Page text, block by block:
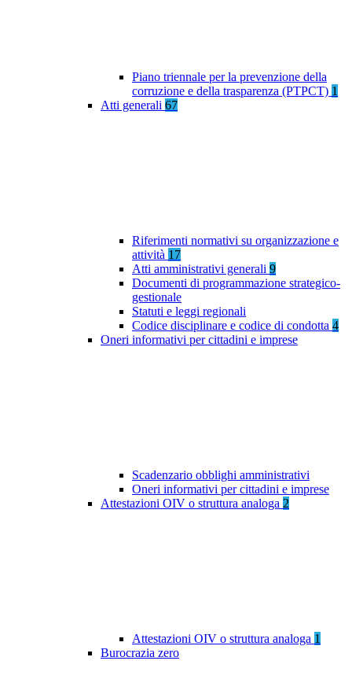
Piano triennale per la prevenzione della
corruzione e della trasparenza (PTPCT) 1
Atti generali 67
Riferimenti normativi su organizzazione e
attività 17
Atti amministrativi generali 9
Documenti di programmazione strategico-
gestionale
Statuti e leggi regionali
Codice disciplinare e codice di condotta 4
Oneri informativi per cittadini e imprese
Scadenzario obblighi amministrativi
Oneri informativi per cittadini e imprese
Attestazioni OIV o struttura analoga 2
Attestazioni OIV o struttura analoga 1
Burocrazia zero